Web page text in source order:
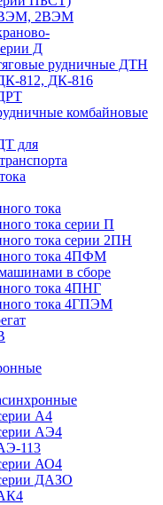
ВЭМ, 2ВЭМ
Д
рудничные ДТН
812, ДК-816
комбайновые
для
тока
тока серии П
тока серии 2ПН
тока 4ПФМ
в сборе
тока 4ПНГ
тока 4ГПЭМ
А4
АЭ4
113
АО4
ДАЗО